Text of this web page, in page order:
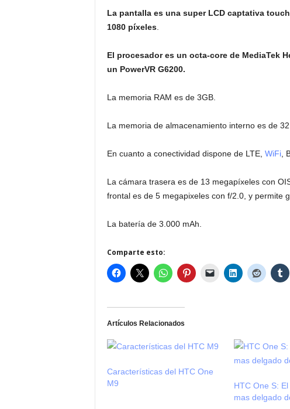
La pantalla es una super LCD captativa
1080 píxeles.
El procesador es un octa-core de MediaTek
un PowerVR G6200.
La memoria RAM es de 3GB.
La memoria de almacenamiento interno es de
En cuanto a conectividad dispone de LTE, WiFi,
La cámara trasera es de 13 megapíxeles con
frontal es de 5 megapixeles con f/2.0, y permite
La batería de 3.000 mAh.
Comparte esto:
Artículos Relacionados
Características del HTC One
M9
HTC One S:
mas delgado